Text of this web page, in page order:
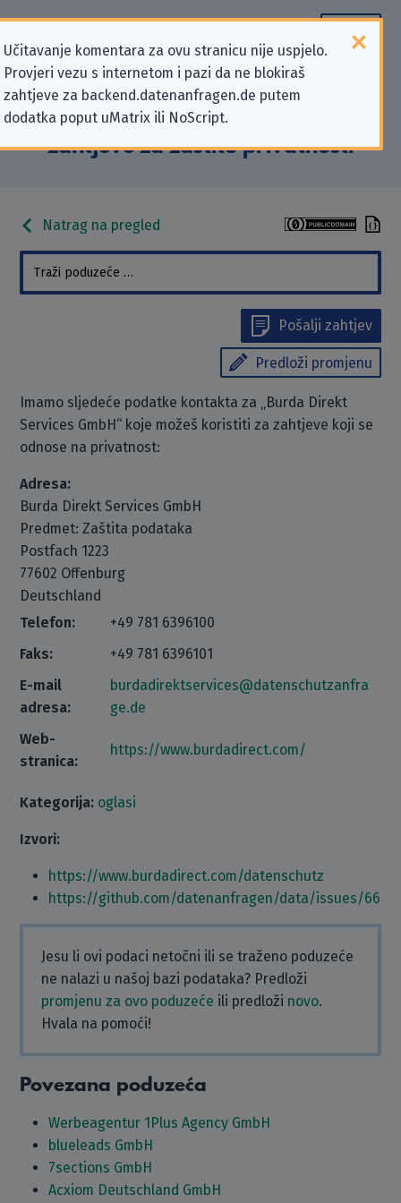
Učitavanje komentara za ovu stranicu nije uspjelo.
Provjeri vezu s internetom i pazi da ne blokiraš
zahtjeve za backend.datenanfragen.de putem
dodatka poput uMatrix ili NoScript.
Podaci kontakta „Burda Direkt
Services GmbH” koji se odnose na
zahtjeve za zaštitu privatnosti
Natrag na pregled
Pošalji zahtjev
Predloži promjenu
Imamo sljedeće podatke kontakta za „Burda Direkt
Services GmbH“ koje možeš koristiti za zahtjeve koji se
odnose na privatnost:
Adresa:
Burda Direkt Services GmbH
Predmet: Zaštita podataka
Postfach 1223
77602 Offenburg
Deutschland
Telefon:
+49 781 6396100
Faks:
+49 781 6396101
E-mail
adresa:
burdadirektservices@datenschutzanfra
ge.de
Web-
stranica:
https://www.burdadirect.com/
Kategorija: oglasi
Izvori:
https://www.burdadirect.com/datenschutz
https://github.com/datenanfragen/data/issues/66
Jesu li ovi podaci netočni ili se traženo poduzeće
ne nalazi u našoj bazi podataka? Predloži
promjenu za ovo poduzeće ili predloži novo.
Hvala na pomoći!
Povezana poduzeća
Werbeagentur 1Plus Agency GmbH
blueleads GmbH
7sections GmbH
Acxiom Deutschland GmbH